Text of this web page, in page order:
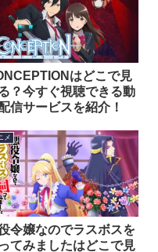
はどこで見
？今すぐ視聴できる動
信サービスを紹介！
メ
令嬢なのでラスボスを
てみましたはどこで見